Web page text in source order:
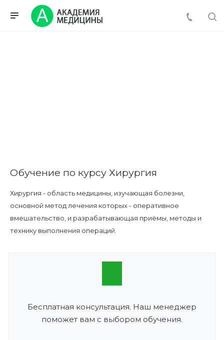
Обучение по курсу Хирургия
Хирургия - область медицины, изучающая болезни,
основной метод лечения которых - оперативное
вмешательство, и разрабатывающая приёмы, методы и
технику выполнения операций.
Бесплатная консультация. Наш менеджер
поможет вам с выбором обучения.